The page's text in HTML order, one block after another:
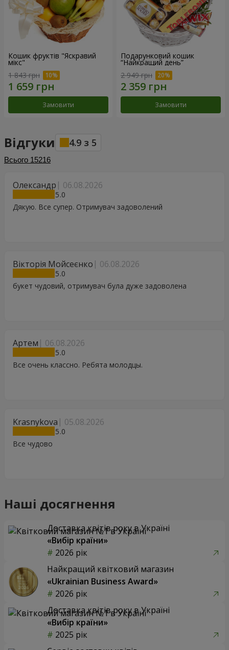
Кошик фруктів "Яскравий
мікс"
1 843 грн
Замовити
Подарунковий кошик
“Найкращий день”
2 949 грн
Замовити
Відгуки 4.9 з 5
Всього 15216
Олександр 06.08.2026
5
Дякую. Все супер. Отримувач задоволений
Вікторія Мойсеєнко 06.08.2026
5
букет чудовий, отримувач була дуже задоволена
Артем 06.08.2026
5
Все очень классно. Ребята молодцы.
Krasnykova 05.08.2026
5
Все чудово
Наші досягнення
Доставка квітів року в Україні
«Вибір країни»
2026 рік
Найкращий квітковий магазин
«Ukrainian Business Award»
2026 рік
Доставка квітів року в Україні
«Вибір країни»
2025 рік